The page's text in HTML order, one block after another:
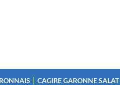
CAGIRE GARONNE SALAT